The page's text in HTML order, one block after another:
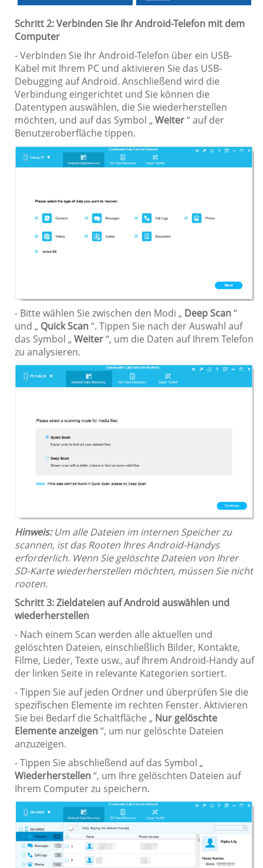
Schritt 2: Verbinden Sie Ihr Android-Telefon mit dem
Computer
- Verbinden Sie Ihr Android-Telefon über ein USB-
Kabel mit Ihrem PC und aktivieren Sie das USB-
Debugging auf Android. Anschließend wird die
Verbindung eingerichtet und Sie können die
Datentypen auswählen, die Sie wiederherstellen
möchten, und auf das Symbol „Weiter“ auf der
Benutzeroberfläche tippen.
- Bitte wählen Sie zwischen den Modi „ Deep Scan“
und „ Quick Scan“. Tippen Sie nach der Auswahl auf
das Symbol „Weiter“, um die Daten auf Ihrem Telefon
zu analysieren.
Hinweis: Um alle Dateien im internen Speicher zu
scannen, ist das Rooten Ihres Android-Handys
erforderlich. Wenn Sie gelöschte Dateien von Ihrer
SD-Karte wiederherstellen möchten, müssen Sie nicht
rooten.
Schritt 3: Zieldateien auf Android auswählen und
wiederherstellen
- Nach einem Scan werden alle aktuellen und
gelöschten Dateien, einschließlich Bilder, Kontakte,
Filme, Lieder, Texte usw., auf Ihrem Android-Handy auf
der linken Seite in relevante Kategorien sortiert.
- Tippen Sie auf jeden Ordner und überprüfen Sie die
spezifischen Elemente im rechten Fenster. Aktivieren
Sie bei Bedarf die Schaltfläche „ Nur gelöschte
Elemente anzeigen“, um nur gelöschte Dateien
anzuzeigen.
- Tippen Sie abschließend auf das Symbol „
Wiederherstellen“, um Ihre gelöschten Dateien auf
Ihrem Computer zu speichern.